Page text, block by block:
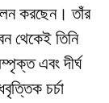
করছেন। তাঁর
থেকেই তিনি
এবং দীর্ঘ
চর্চা